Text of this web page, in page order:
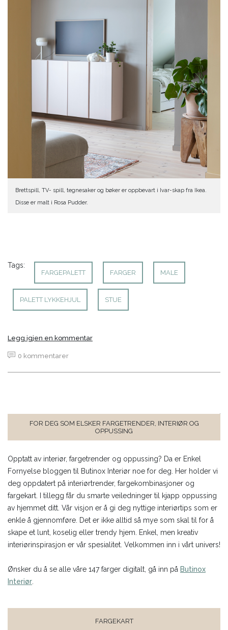
Brettspill, TV- spill, tegnesaker og bøker er oppbevart i Ivar-skap fra Ikea.
Disse er malt i Rosa Pudder.
Tags:
FARGEPALETT FARGER MALE
PALETT LYKKEHJUL STUE
Legg igjen en kommentar
0 kommentarer
FOR DEG SOM ELSKER FARGETRENDER, INTERIØR OG
OPPUSSING
Opptatt av interiør, fargetrender og oppussing? Da er Enkel
Fornyelse bloggen til Butinox Interiør noe for deg. Her holder vi
deg oppdatert på interiørtrender, fargekombinasjoner og
fargekart. I tillegg får du smarte veiledninger til kjapp oppussing
av hjemmet ditt. Vår visjon er å gi deg nyttige interiørtips som er
enkle å gjennomføre. Det er ikke alltid så mye som skal til for å
skape et lunt, koselig eller trendy hjem. Enkel, men kreativ
interiørinspirasjon er vår spesialitet. Velkommen inn i vårt univers!
Ønsker du å se alle våre 147 farger digitalt, gå inn på Butinox
Interiør
FARGEKART